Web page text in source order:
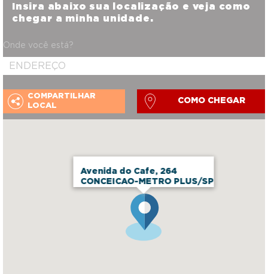
Avenida do Cafe, 264
CONCEICAO-METRO PLUS/SP
Insira abaixo sua localização e veja como
chegar a minha unidade.
Onde você está?
COMPARTILHAR
LOCAL
COMO CHEGAR